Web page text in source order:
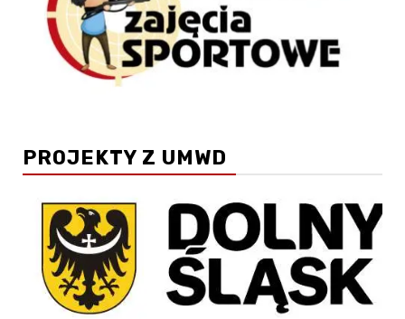
PROJEKTY Z UMWD